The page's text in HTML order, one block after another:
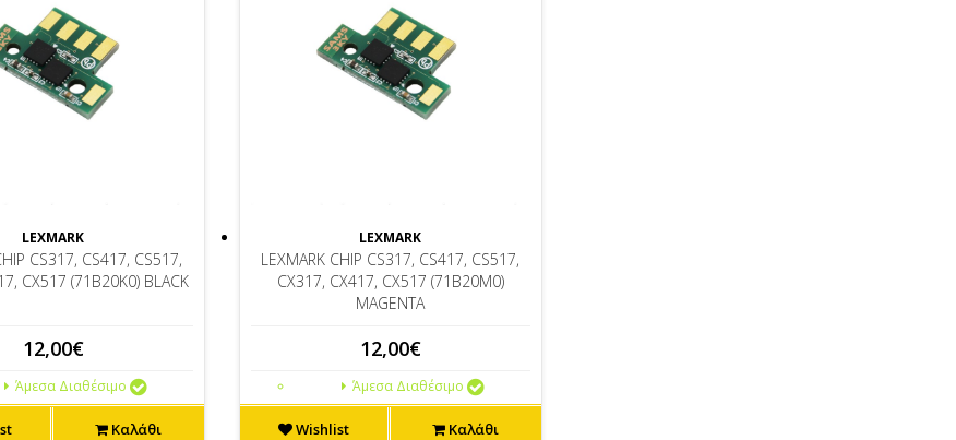
LEXMARK
CS317, CS417, CS517,
CX517 (71B20K0) BLACK
12,00€
Άμεσα Διαθέσιμο
Καλάθι
LEXMARK
LEXMARK CHIP CS317, CS417, CS517,
CX317, CX417, CX517 (71B20M0)
MAGENTA
12,00€
Άμεσα Διαθέσιμο
Wishlist Καλάθι